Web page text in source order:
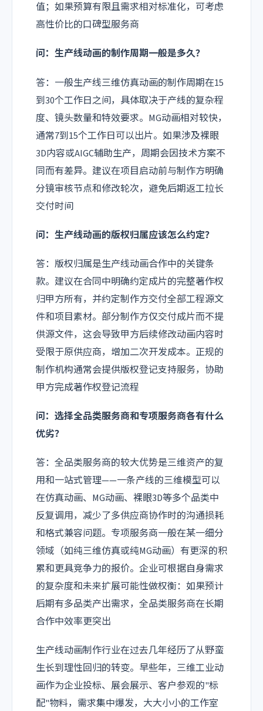
值；如果预算有限且需求相对标准化，可考虑
高性价比的口碑型服务商
问：生产线动画的制作周期一般是多久？
答：一般生产线三维仿真动画的制作周期在15
到30个工作日之间，具体取决于产线的复杂程
度、镜头数量和特效要求。MG动画相对较快，
通常7到15个工作日可以出片。如果涉及裸眼
3D内容或AIGC辅助生产，周期会因技术方案不
同而有差异。建议在项目启动前与制作方明确
分镜审核节点和修改轮次，避免后期返工拉长
交付时间
问：生产线动画的版权归属应该怎么约定？
答：版权归属是生产线动画合作中的关键条
款。建议在合同中明确约定成片的完整著作权
归甲方所有，并约定制作方交付全部工程源文
件和项目素材。部分制作方仅交付成片而不提
供源文件，这会导致甲方后续修改动画内容时
受限于原供应商，增加二次开发成本。正规的
制作机构通常会提供版权登记支持服务，协助
甲方完成著作权登记流程
问：选择全品类服务商和专项服务商各有什么
优劣？
答：全品类服务商的较大优势是三维资产的复
用和一站式管理——一条产线的三维模型可以
在仿真动画、MG动画、裸眼3D等多个品类中
反复调用，减少了多供应商协作时的沟通损耗
和格式兼容问题。专项服务商一般在某一细分
领域（如纯三维仿真或纯MG动画）有更深的积
累和更具竞争力的报价。企业可根据自身需求
的复杂度和未来扩展可能性做权衡：如果预计
后期有多品类产出需求，全品类服务商在长期
合作中效率更突出
生产线动画制作行业在过去几年经历了从野蛮
生长到理性回归的转变。早些年，三维工业动
画作为企业投标、展会展示、客户参观的"标
配"物料，需求集中爆发，大大小小的工作室